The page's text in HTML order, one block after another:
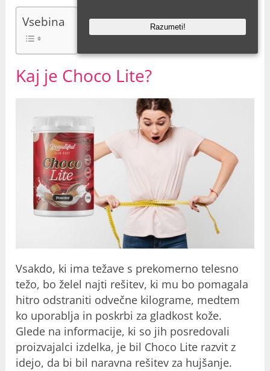
Vsebina
Kaj je Choco Lite?
Vsakdo, ki ima težave s prekomerno telesno
težo, bo želel najti rešitev, ki mu bo pomagala
hitro odstraniti odvečne kilograme, medtem
ko uporablja in poskrbi za gladkost kože.
Glede na informacije, ki so jih posredovali
proizvajalci izdelka, je bil Choco Lite razvit z
idejo, da bi bil naravna rešitev za hujšanje.
Razumeti!